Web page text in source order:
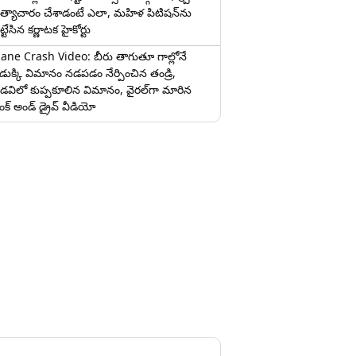
చేశాడంటే ఎలా, మహిళ పిటిషన్‌ను
కర్ణాటక హైకోర్టు
Crash Video: బీరు తాగుతూ గాల్లోనే
విమానం నడపడం నేర్పించిన తండ్రి,
కుప్పకూలిన విమానం, వైరల్‌గా మారిన
అండ్ డ్రైవ్ వీడియో